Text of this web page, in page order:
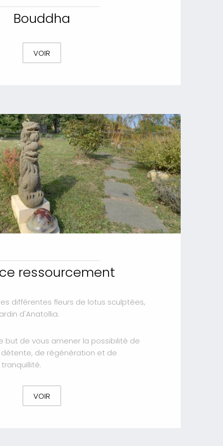
Bouddha
VOIR
ressourcement
différentes fleurs de lotus sculptées,
d'Anatollia.
but de vous amener la possibilité de
de régénération et de
VOIR